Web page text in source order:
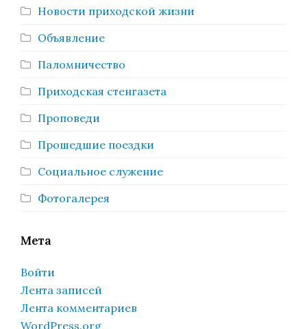
Новости приходской жизни
Объявление
Паломничество
Приходская стенгазета
Проповеди
Прошедшие поездки
Социальное служение
Фотогалерея
Мета
Войти
Лента записей
Лента комментариев
WordPress.org